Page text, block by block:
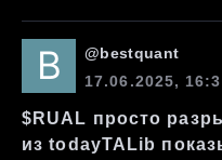
@bestquant
17.06.2025,
$RUAL просто
из todayTALib